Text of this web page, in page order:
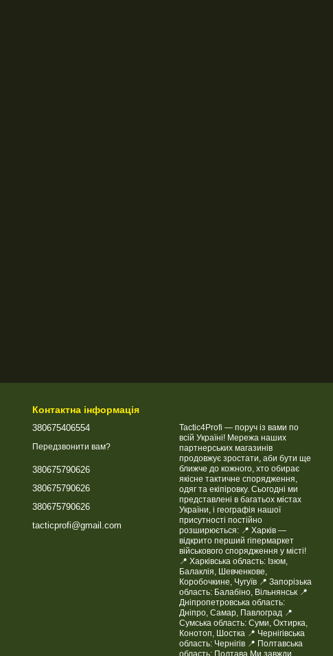
Контактна інформація
380675406554
Передзвонити вам?
380675790626
380675790626
380675790626
tacticprofi@gmail.com
Tactic4Profi — поруч із вами по
всій Україні! Мережа наших
партнерських магазинів
продовжує зростати, аби бути ще
ближче до кожного, хто обирає
якісне тактичне спорядження,
одяг та екіпіровку. Сьогодні ми
представлені в багатьох містах
України, і географія нашої
присутності постійно
розширюється: 📍 Харків —
відкрито перший гіпермаркет
військового спорядження у місті!
📍 Харківська область: Ізюм,
Балаклія, Шевченкове,
Коробочкине, Чугуїв 📍 Запорізька
область: Балабіно, Вільнянськ 📍
Дніпропетровська область:
Дніпро, Самар, Павлоград 📍
Сумська область: Суми, Охтирка,
Конотоп, Шостка 📍 Чернігівська
область: Чернігів 📍 Полтавська